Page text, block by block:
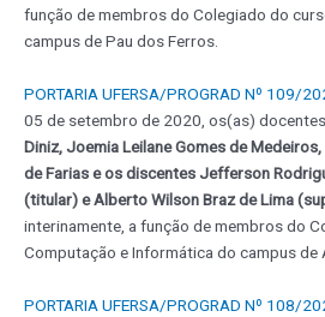
função de membros do Colegiado do
campus de Pau dos Ferros.
PORTARIA UFERSA/PROGRAD Nº 109/
05 de setembro de 2020, os(as) docentes
Diniz, Joemia Leilane Gomes de
de Farias e os discentes Jefferson
(titular) e Alberto Wilson Braz de Lima
interinamente, a função de membros do
Computação e Informática do campus de
PORTARIA UFERSA/PROGRAD Nº 108/